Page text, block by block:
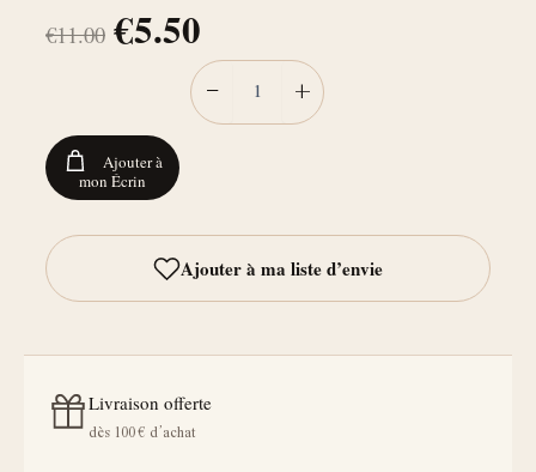
€11.00 €5.50
− +
Ajouter à
mon Écrin
Livraison offerte
dès 100 € d’achat